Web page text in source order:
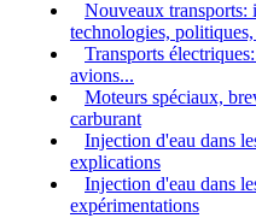
Nouveaux transports:
technologies,
Transports
avions...
Moteurs spéciaux,
carburant
Injection d'eau dans
explications
Injection d'eau dans
expérimentations